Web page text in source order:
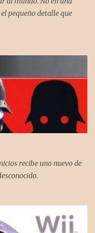
pequeño detalle que
recibe uno nuevo de